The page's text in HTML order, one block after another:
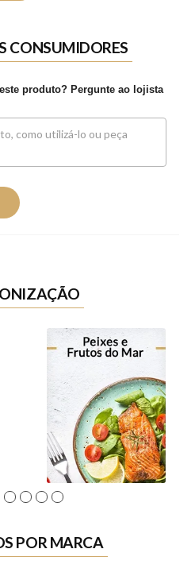
CONSUMIDORES
produto? Pergunte ao lojista
3 4 5 6
POR MARCA